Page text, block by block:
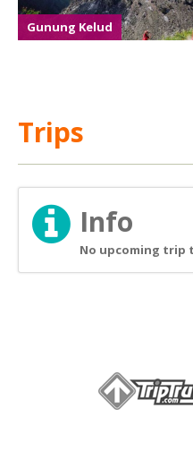
Gunung Kelud
Trips
Info
No upcoming trip